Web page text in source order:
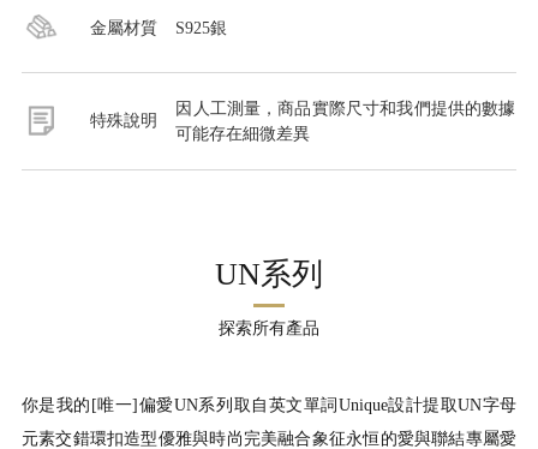
金屬材質 S925銀
特殊說明
因人工測量，商品實際尺寸和我們提供的數據
可能存在細微差異
UN系列
探索所有產品
你是我的[唯一]偏愛UN系列取自英文單詞Unique設計提取UN字母
元素交錯環扣造型優雅與時尚完美融合象征永恒的愛與聯結專屬愛